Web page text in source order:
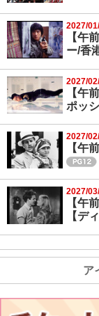
2027/
【午
ー/香
2027/
【午
ポッ
2027/
【午
2027/
【午
【デ
ア